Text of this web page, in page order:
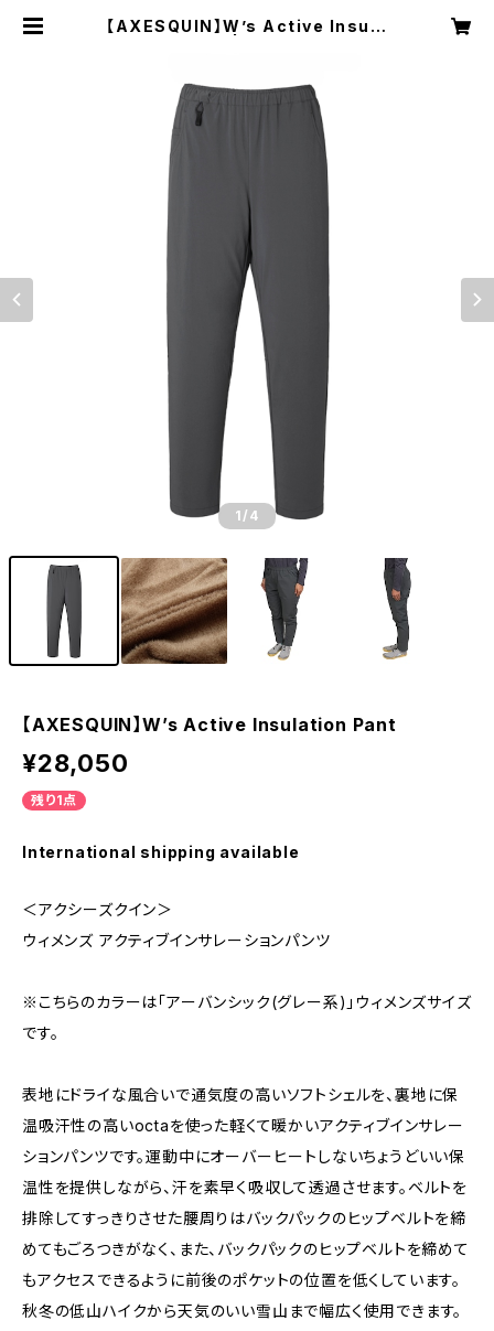
【AXESQUIN】W’s Active Insula
1 /4
【AXESQUIN】W’s Active Insulation Pant
¥28,050
残り1点
International shipping available
＜アクシーズクイン＞
ウィメンズ アクティブインサレーションパンツ
※こちらのカラーは「アーバンシック(グレー系)」ウィメンズサイズ
です。
表地にドライな風合いで通気度の高いソフトシェルを、裏地に保
温吸汗性の高いoctaを使った軽くて暖かいアクティブインサレー
ションパンツです。運動中にオーバーヒートしないちょうどいい保
温性を提供しながら、汗を素早く吸収して透過させます。ベルトを
排除してすっきりさせた腰周りはバックパックのヒップベルトを締
めてもごろつきがなく、また、バックパックのヒップベルトを締めて
もアクセスできるように前後のポケットの位置を低くしています。
秋冬の低山ハイクから天気のいい雪山まで幅広く使用できます。